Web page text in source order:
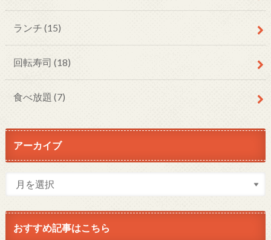
ランチ (15)
回転寿司 (18)
食べ放題 (7)
アーカイブ
おすすめ記事はこちら